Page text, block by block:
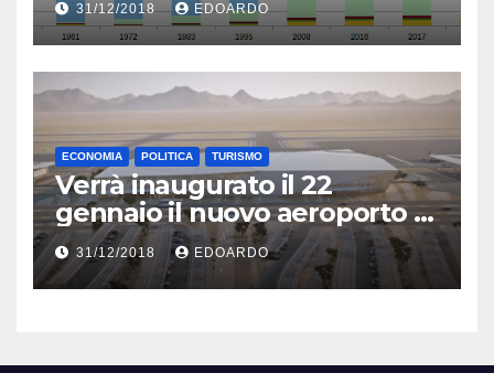
31/12/2018 EDOARDO
ECONOMIA POLITICA TURISMO
Verrà inaugurato il 22
gennaio il nuovo aeroporto di
Eilat
31/12/2018 EDOARDO